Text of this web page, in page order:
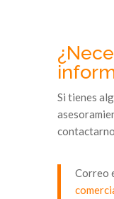
Si tienes
Correo